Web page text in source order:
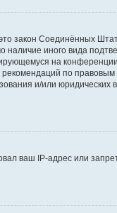
закон Соединённых
иного вида
на
по
и/или юридических
ваш IP-адрес или